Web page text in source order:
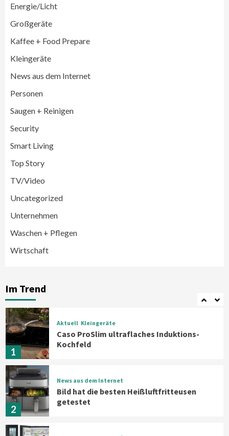
Energie/Licht
Großgeräte
Kaffee + Food Prepare
Kleingeräte
News aus dem Internet
Personen
Saugen + Reinigen
Security
Smart Living
Top Story
TV/Video
Uncategorized
Unternehmen
Waschen + Pflegen
Wirtschaft
Im Trend
3
LG feiert 10 Jahre InstaView
steigern Frequenz und Umsatz im
5
6
Verbraucher setzen immer mehr auf
Klimageräte und Ventilatoren
7
1
Aktuell Kleingeräte
Caso ProSlim ultraflaches Induktions-
Kochfeld
2
News aus dem Internet
Bild hat die besten Heißluftfritteusen
getestet